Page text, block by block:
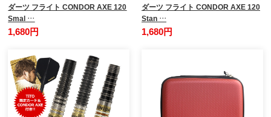
ダーツ フライト CONDOR AXE 120
Smal …
1,680円
ダーツ フライト CONDOR AXE 120
Stan …
1,680円